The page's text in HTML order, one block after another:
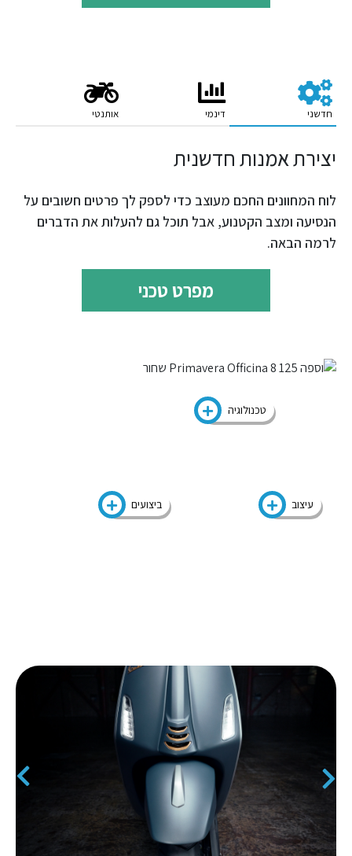
חדשני דינמי אותנטי
יצירת אמנות חדשנית
לוח המחוונים החכם מעוצב כדי לספק לך פרטים חשובים על
הנסיעה ומצב הקטנוע, אבל תוכל גם להעלות את הדברים
לרמה הבאה.
מפרט טכני
טכנולוגיה
עיצוב ביצועים